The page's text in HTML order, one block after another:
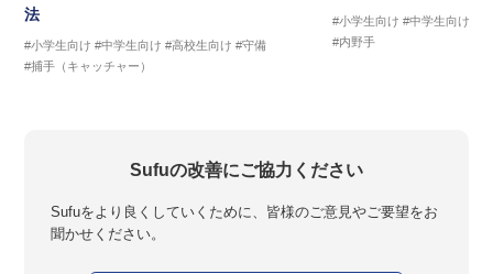
法
#小学生向け #中学生向け #高校生向け #守備
#捕手（キャッチャー）
#小学生向け #中学生向け
#内野手
Sufuの改善にご協力ください
Sufuをより良くしていくために、皆様のご意見やご要望をお
聞かせください。